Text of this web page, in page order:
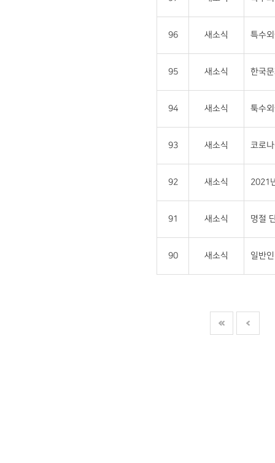
96 새소식 특수
95 새소식 한국
94 새소식 툭수
93 새소식 코로
92 새소식 2021
91 새소식 명절
90 새소식 일반